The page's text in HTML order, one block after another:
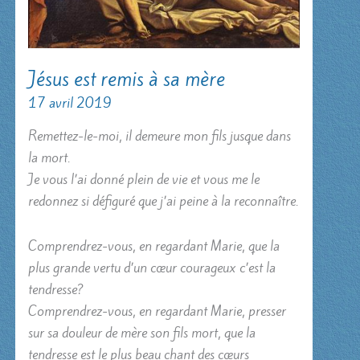
Jésus est remis à sa mère
17 avril 2019
Remettez-le-moi, il demeure mon fils jusque dans
la mort.
Je vous l’ai donné plein de vie et vous me le
redonnez si défiguré que j’ai peine à la reconnaître.
Comprendrez-vous, en regardant Marie, que la
plus grande vertu d’un cœur courageux c’est la
tendresse?
Comprendrez-vous, en regardant Marie, presser
sur sa douleur de mère son fils mort, que la
tendresse est le plus beau chant des cœurs